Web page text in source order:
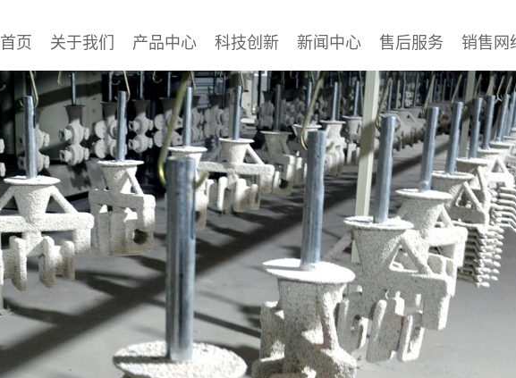
首页 关于我们 产品中心 科技创新 新闻中心 售后服务 销售网